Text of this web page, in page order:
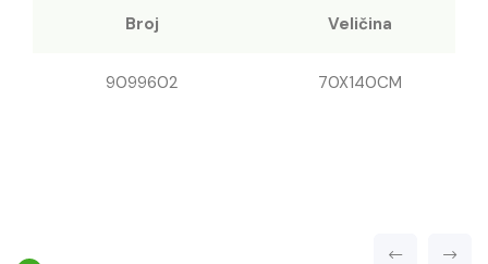
Broj Veličina
9099602 70X140CM